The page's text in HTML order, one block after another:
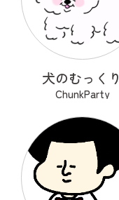
犬のむっくり
ChunkParty